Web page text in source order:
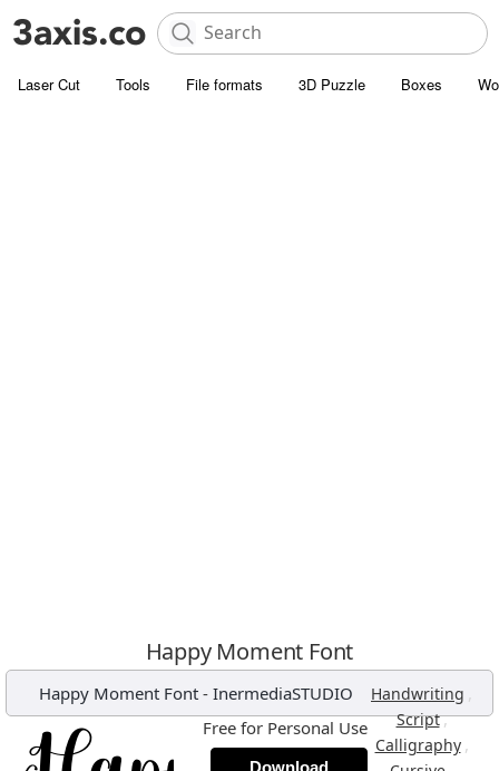
Laser Cut Tools File formats 3D Puzzle Boxes
Happy Moment Font
Happy Moment Font- InermediaSTUDIO Handwriting ,
Script,
Calligraphy ,
Free for Personal Use
Download